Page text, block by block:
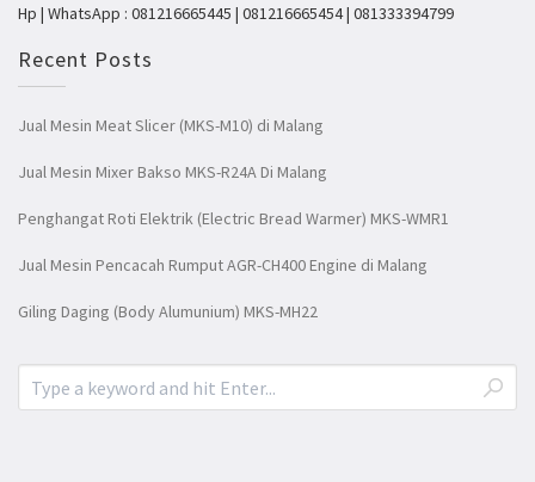
Hp | WhatsApp : 081216665445 | 081216665454 | 081333394799
Recent Posts
Jual Mesin Meat Slicer (MKS-M10) di Malang
Jual Mesin Mixer Bakso MKS-R24A Di Malang
Penghangat Roti Elektrik (Electric Bread Warmer) MKS-WMR1
Jual Mesin Pencacah Rumput AGR-CH400 Engine di Malang
Giling Daging (Body Alumunium) MKS-MH22